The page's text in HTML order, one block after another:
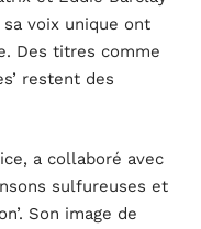
voix unique ont
Des titres comme
restent des
a collaboré avec
sulfureuses et
Son image de